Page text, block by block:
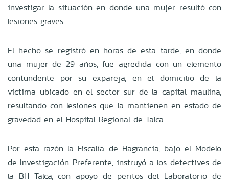
investigar la situación en donde una mujer resultó con
lesiones graves.
El hecho se registró en horas de esta tarde, en donde
una mujer de 29 años, fue agredida con un elemento
contundente por su expareja, en el domicilio de la
víctima ubicado en el sector sur de la capital maulina,
resultando con lesiones que la mantienen en estado de
gravedad en el Hospital Regional de Talca.
Por esta razón la Fiscalía de Flagrancia, bajo el Modelo
de Investigación Preferente, instruyó a los detectives de
la BH Talca, con apoyo de peritos del Laboratorio de